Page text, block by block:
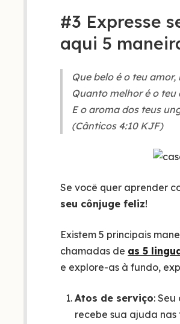
#3 Expresse
aqui 5
Que belo é o teu
Quanto melhor é o
E o aroma dos teus
(Cânticos 4:10 KJF)
Se você quer aprender
seu cônjuge feliz!
Existem 5 principais
chamadas de as 5
e explore-as à fundo,
Atos de serviço:
recebe sua ajuda